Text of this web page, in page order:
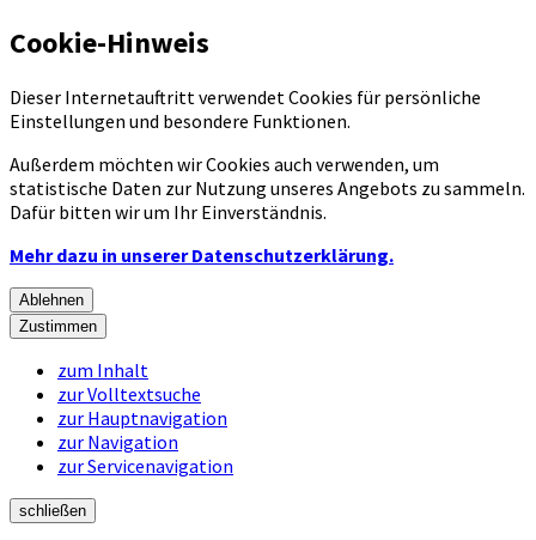
Cookie-Hinweis
Dieser Internetauftritt verwendet Cookies für persönliche
Einstellungen und besondere Funktionen.
Außerdem möchten wir Cookies auch verwenden, um
statistische Daten zur Nutzung unseres Angebots zu sammeln.
Dafür bitten wir um Ihr Einverständnis.
Mehr dazu in unserer Datenschutzerklärung.
Ablehnen
Zustimmen
zum Inhalt
zur Volltextsuche
zur Hauptnavigation
zur Navigation
zur Servicenavigation
schließen